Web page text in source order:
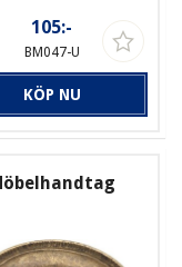
105:-
BM047-U
KÖP NU